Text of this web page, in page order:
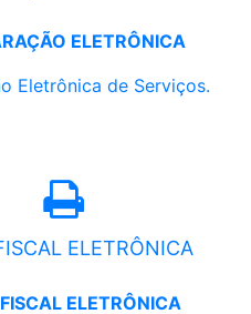
ELETRÔNICA
Eletrônica de Serviços.
ELETRÔNICA
ELETRÔNICA